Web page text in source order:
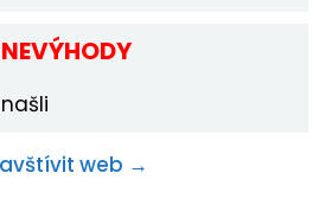
NEVÝHODY
web →